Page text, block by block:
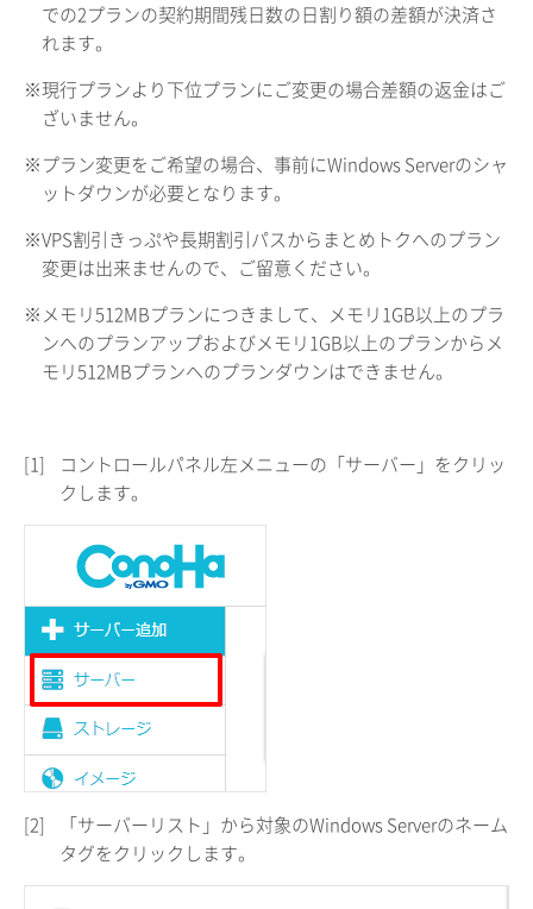
での2プランの契約期間残日数の日割り額の差額が決済さ
れます。
※現行プランより下位プランにご変更の場合差額の返金はご
ざいません。
※プラン変更をご希望の場合、事前にWindows Serverのシャ
ットダウンが必要となります。
※VPS割引きっぷや長期割引パスからまとめトクへのプラン
変更は出来ませんので、ご留意ください。
※メモリ512MBプランにつきまして、メモリ1GB以上のプラ
ンへのプランアップおよびメモリ1GB以上のプランからメ
モリ512MBプランへのプランダウンはできません。
[1]
コントロールパネル左メニューの「サーバー」をクリッ
クします。
[2]
「サーバーリスト」から対象のWindows Serverのネーム
タグをクリックします。